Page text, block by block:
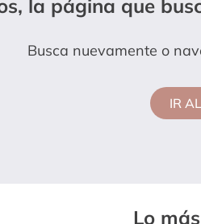
la página que
Busca nuevamente o
IR
Lo
. camibuzo